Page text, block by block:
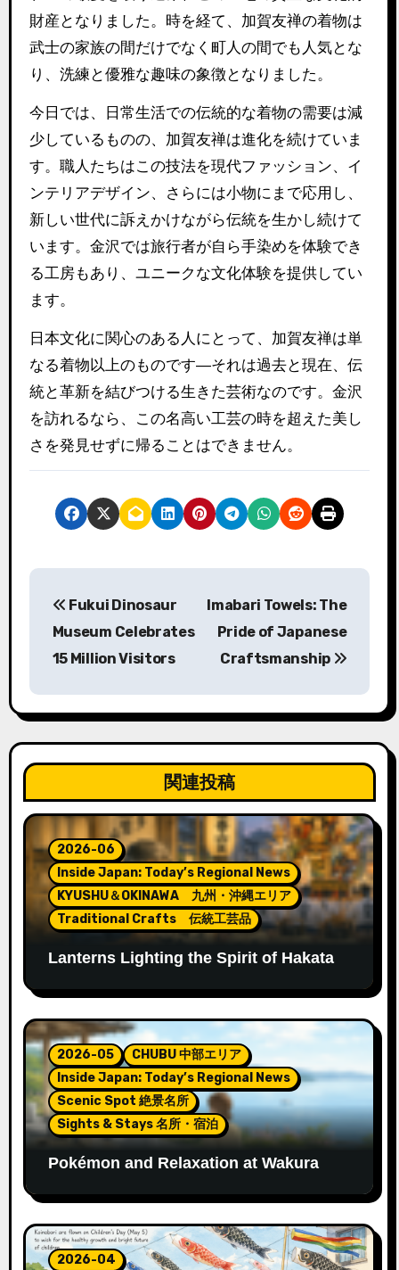
財産となりました。時を経て、加賀友禅の着物は
武士の家族の間だけでなく町人の間でも人気とな
り、洗練と優雅な趣味の象徴となりました。
今日では、日常生活での伝統的な着物の需要は減
少しているものの、加賀友禅は進化を続けていま
す。職人たちはこの技法を現代ファッション、イ
ンテリアデザイン、さらには小物にまで応用し、
新しい世代に訴えかけながら伝統を生かし続けて
います。金沢では旅行者が自ら手染めを体験でき
る工房もあり、ユニークな文化体験を提供してい
ます。
日本文化に関心のある人にとって、加賀友禅は単
なる着物以上のものです―それは過去と現在、伝
統と革新を結びつける生きた芸術なのです。金沢
を訪れるなら、この名高い工芸の時を超えた美し
さを発見せずに帰ることはできません。
稿
ナ
ビ
ゲ
ー
シ
ョ
ン
Fukui Dinosaur
Museum Celebrates
15 Million Visitors
Imabari Towels: The
Pride of Japanese
Craftsmanship
関連投稿
2026-06
Inside Japan: Today’s Regional News
KYUSHU＆OKINAWA 九州・沖縄エリア
Traditional Crafts 伝統工芸品
Lanterns Lighting the Spirit of Hakata
2026-05
CHUBU 中部エリア
Inside Japan: Today’s Regional News
Scenic Spot 絶景名所
Sights & Stays 名所・宿泊
Pokémon and Relaxation at Wakura
2026-04